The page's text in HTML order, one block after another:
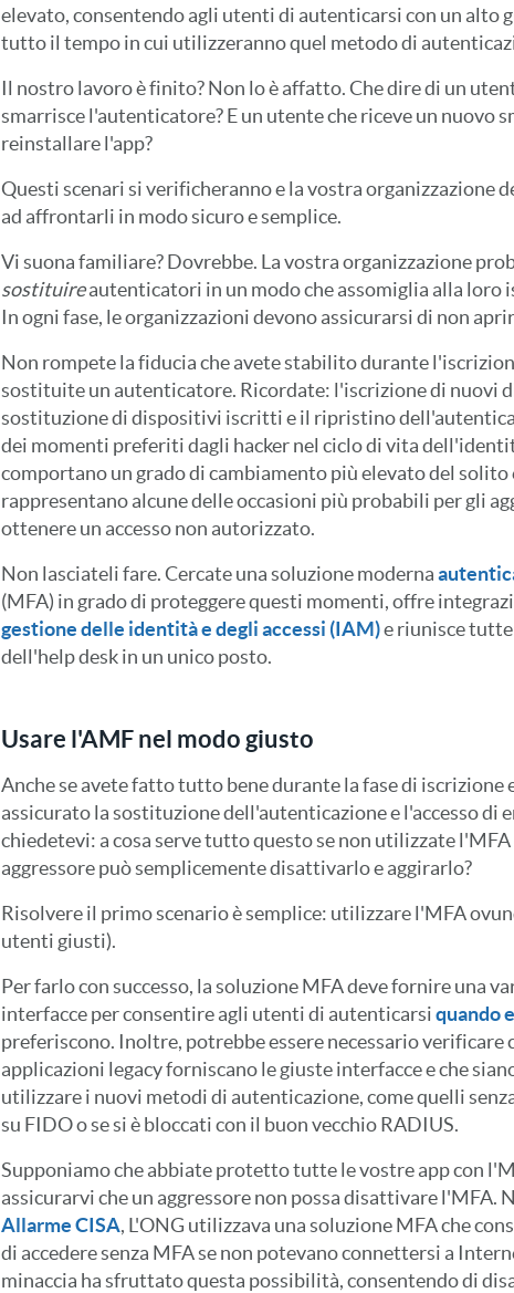
elevato, consentendo agli utenti di autenticarsi con un alto
tutto il tempo in cui utilizzeranno quel metodo di
Il nostro lavoro è finito? Non lo è affatto. Che dire di un
smarrisce l'autenticatore? E un utente che riceve un nuovo
reinstallare l'app?
Questi scenari si verificheranno e la vostra organizzazione
ad affrontarli in modo sicuro e semplice.
Vi suona familiare? Dovrebbe. La vostra organizzazione
sostituireautenticatori in un modo che assomiglia alla loro
In ogni fase, le organizzazioni devono assicurarsi di non
Non rompete la fiducia che avete stabilito durante
sostituite un autenticatore. Ricordate: l'iscrizione di nuovi
sostituzione di dispositivi iscritti e il ripristino
dei momenti preferiti dagli hacker nel ciclo di vita
comportano un grado di cambiamento più elevato del solito
rappresentano alcune delle occasioni più probabili per gli
ottenere un accesso non autorizzato.
Non lasciateli fare. Cercate una soluzione moderna
(MFA) in grado di proteggere questi momenti, offre
gestione delle identità e degli accessi (IAM)e riunisce
dell'help desk in un unico posto.
Usare l'AMF nel modo giusto
Anche se avete fatto tutto bene durante la fase di iscrizione
assicurato la sostituzione dell'autenticazione e l'accesso di
chiedetevi: a cosa serve tutto questo se non utilizzate l'MFA
aggressore può semplicemente disattivarlo e aggirarlo?
Risolvere il primo scenario è semplice: utilizzare l'MFA
utenti giusti).
Per farlo con successo, la soluzione MFA deve fornire una
interfacce per consentire agli utenti di autenticarsiquando
preferiscono. Inoltre, potrebbe essere necessario verificare
applicazioni legacy forniscano le giuste interfacce e che
utilizzare i nuovi metodi di autenticazione, come quelli
su FIDO o se si è bloccati con il buon vecchio RADIUS.
Supponiamo che abbiate protetto tutte le vostre app con
assicurarvi che un aggressore non possa disattivare l'MFA.
Allarme CISA, L'ONG utilizzava una soluzione MFA che
di accedere senza MFA se non potevano connettersi a
minaccia ha sfruttato questa possibilità, consentendo di